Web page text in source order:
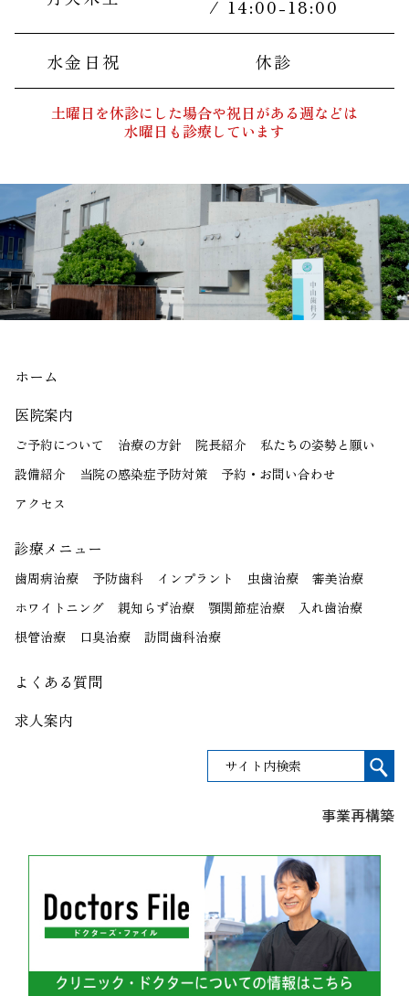
/ 14:00-18:00
水金日祝 休診
土曜日を休診にした場合や祝日がある週などは
水曜日も診療しています
ホーム
医院案内
ご予約について 治療の方針 院長紹介
私たちの姿勢と願い
設備紹介
当院の感染症予防対策
予約・お問い合わせ
アクセス
診療メニュー
歯周病治療 予防歯科 インプラント 虫歯治療
審美治療
ホワイトニング
親知らず治療 顎関節症治療
入れ歯治療
根管治療
口臭治療 訪問歯科治療
よくある質問
求人案内
事業再構築